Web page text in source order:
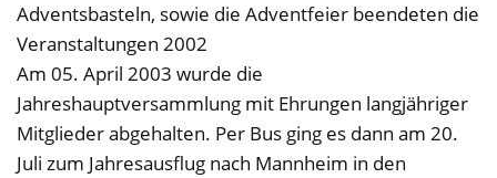
Adventsbasteln, sowie die Adventfeier beendeten die
Veranstaltungen 2002
Am 05. April 2003 wurde die
Jahreshauptversammlung mit Ehrungen langjähriger
Mitglieder abgehalten. Per Bus ging es dann am 20.
Juli zum Jahresausflug nach Mannheim in den